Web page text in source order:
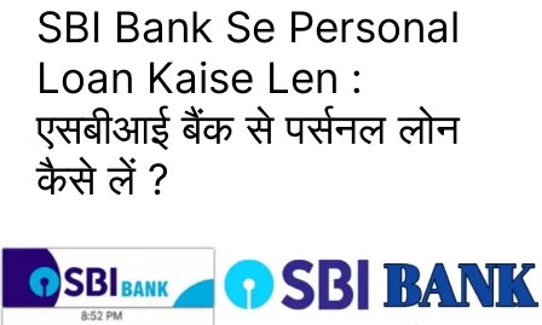
SBI Bank Se Personal
Loan Kaise Len :
एसबीआई बैंक से पर्सनल लोन
कैसे लें ?